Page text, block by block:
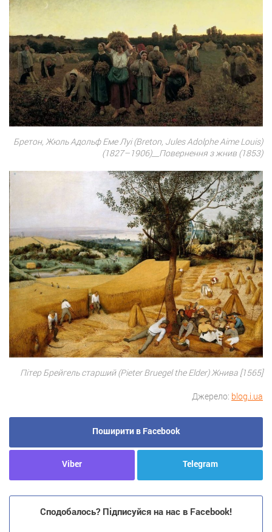
Бретон, Жюль Адольф Еме Луі (Breton, Jules Adolphe Aimе Louis)
(1827–1906)__Повернення з жнив (1853)
Пітер Брейгель старший (Pieter Bruegel the Elder) Жнива [1565]
Джерело: blog.i.ua
Поширити в Facebook
Viber Telegram
Сподобалось? Підписуйся на нас в Facebook!